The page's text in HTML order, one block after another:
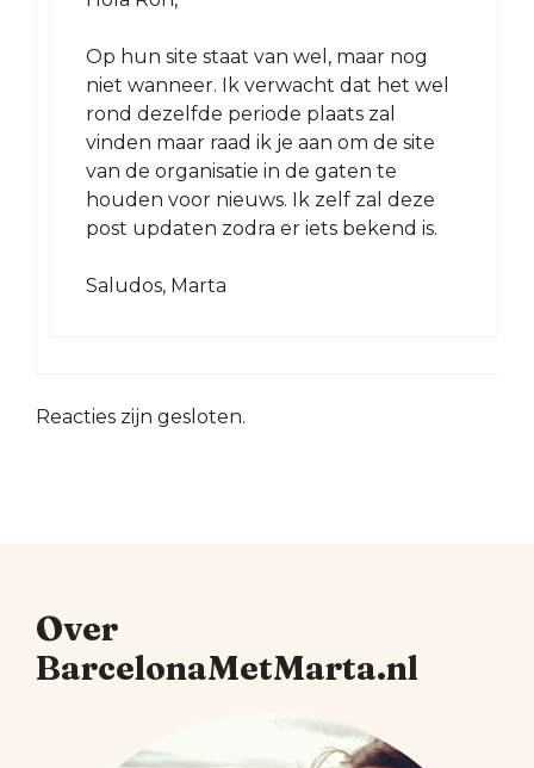
Op hun site staat van wel, maar nog
niet wanneer. Ik verwacht dat het wel
rond dezelfde periode plaats zal
vinden maar raad ik je aan om de site
van de organisatie in de gaten te
houden voor nieuws. Ik zelf zal deze
post updaten zodra er iets bekend is.
Saludos, Marta
Reacties zijn gesloten.
Over
BarcelonaMetMarta.nl